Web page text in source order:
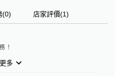
(0) 店家評價(1)
！
多